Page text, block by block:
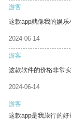
游客
这款app就像我的娱乐
2024-06-14
游客
这款软件的价格非常
2024-06-14
游客
这款app是我旅行的